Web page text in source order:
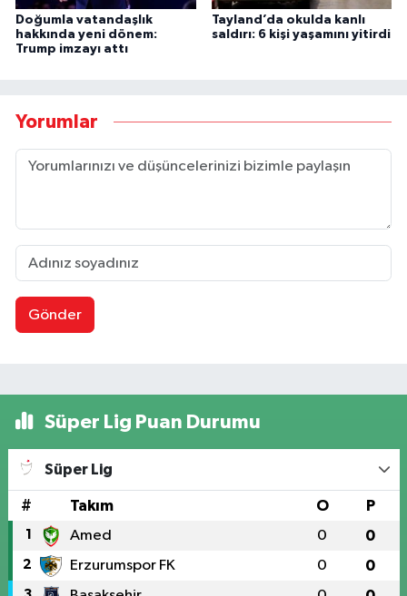
Doğumla vatandaşlık
hakkında yeni dönem:
Trump imzayı attı
Tayland’da okulda kanlı
saldırı: 6 kişi yaşamını yitirdi
Yorumlar
Gönder
Süper Lig Puan Durumu
Süper Lig
# Takım O P
1 Amed 0 0
2 Erzurumspor FK 0 0